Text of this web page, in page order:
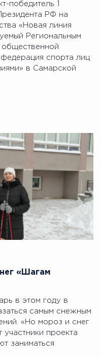
победитель 1
РФ на
«Новая линия
Региональным
спорта лиц
в Самарской
«Шагам
в этом году в
самым снежным
«Но мороз и снег
участники проекта
заниматься